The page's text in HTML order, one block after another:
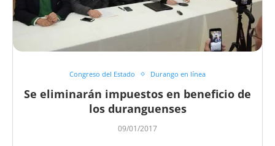
Congreso del Estado Durango en línea
Se eliminarán impuestos en beneficio de
los duranguenses
09/01/2017